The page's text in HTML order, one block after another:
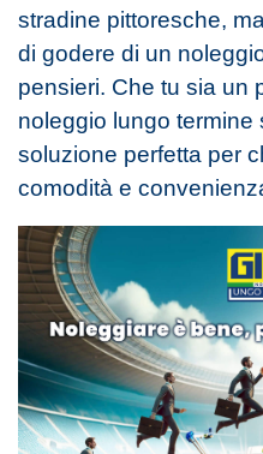
stradine pittoresche,
di godere di un
pensieri. Che tu sia un
noleggio lungo
soluzione perfetta per
comodità e